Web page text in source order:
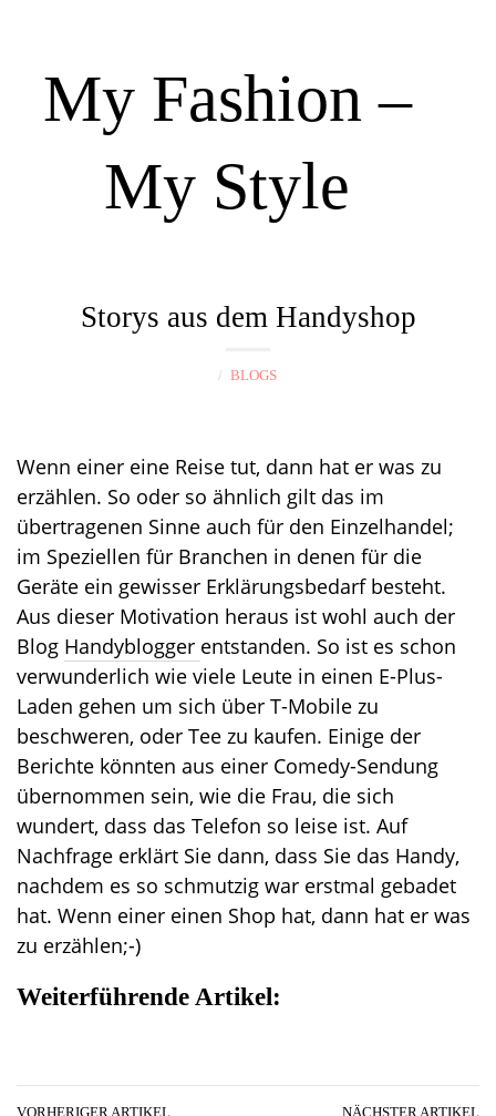
My Fashion –
My Style
t
i
o
n
Storys aus dem Handyshop
BLOGS
Wenn einer eine Reise tut, dann hat er was zu
erzählen. So oder so ähnlich gilt das im
übertragenen Sinne auch für den Einzelhandel;
im Speziellen für Branchen in denen für die
Geräte ein gewisser Erklärungsbedarf besteht.
Aus dieser Motivation heraus ist wohl auch der
Blog Handyblogger entstanden. So ist es schon
verwunderlich wie viele Leute in einen E-Plus-
Laden gehen um sich über T-Mobile zu
beschweren, oder Tee zu kaufen. Einige der
Berichte könnten aus einer Comedy-Sendung
übernommen sein, wie die Frau, die sich
wundert, dass das Telefon so leise ist. Auf
Nachfrage erklärt Sie dann, dass Sie das Handy,
nachdem es so schmutzig war erstmal gebadet
hat. Wenn einer einen Shop hat, dann hat er was
zu erzählen;-)
Weiterführende Artikel:
VORHERIGER ARTIKEL NÄCHSTER ARTIKEL